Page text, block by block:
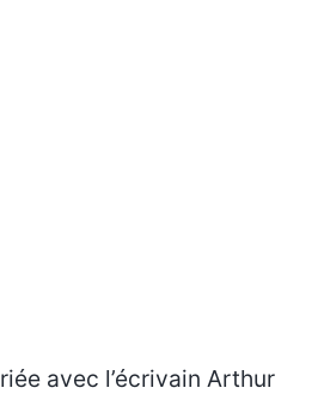
avec l’écrivain Arthur